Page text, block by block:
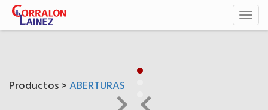
Productos >ABERTURAS